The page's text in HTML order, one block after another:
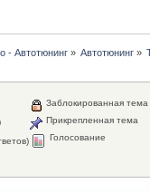
- Автотюнинг» Автотюнинг»
Заблокированная тема
Прикрепленная тема
Голосование